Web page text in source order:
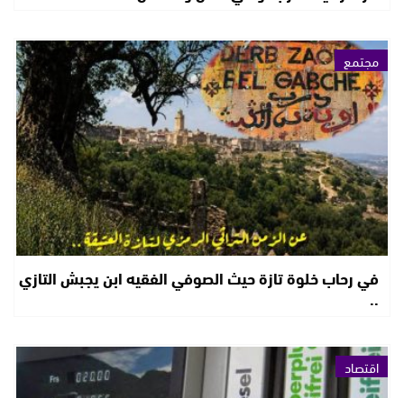
مجتمع
في رحاب خلوة تازة حيث الصوفي الفقيه ابن يجبش التازي
..
اقتصاد